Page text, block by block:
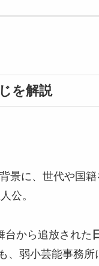
を解説
景に、世代や国
公。
台から追放された
、弱小芸能事務所